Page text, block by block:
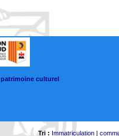
patrimoine culturel
Tri : Immatriculation|